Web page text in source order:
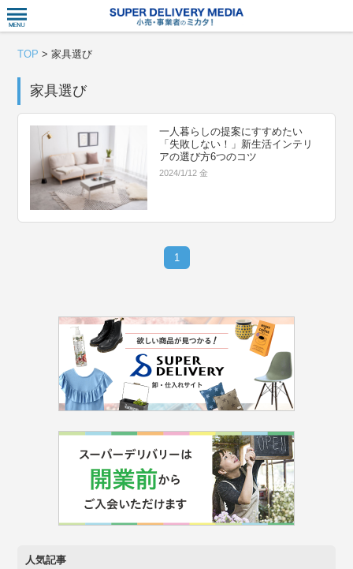
TOP >家具選び
家具選び
一人暮らしの提案にすすめたい
「失敗しない！」新生活インテリ
アの選び方6つのコツ
2024/1/12 金
1
人気記事